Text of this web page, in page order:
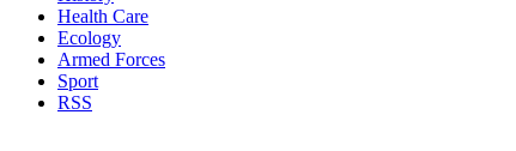
Health Care
Ecology
Armed Forces
Sport
RSS